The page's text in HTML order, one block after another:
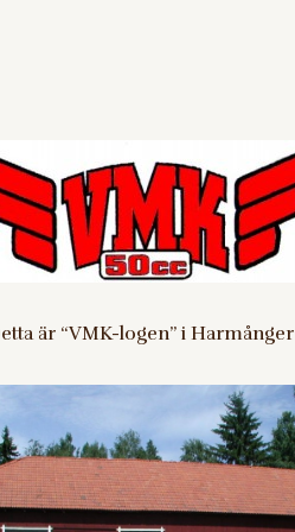
är “VMK-logen” i Harmånger